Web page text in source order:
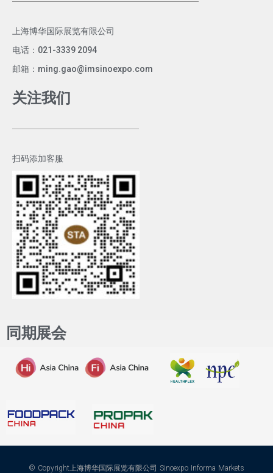
上海博华国际展览有限公司
电话：021-3339 2094
邮箱：ming.gao@imsinoexpo.com
关注我们
扫码添加客服
同期展会
© Copyright上海博华国际展览有限公司 Sinoexpo Informa Markets